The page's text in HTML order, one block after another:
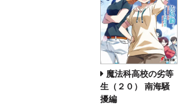
魔法科高校の劣等
生（２０） 南海騒
擾編